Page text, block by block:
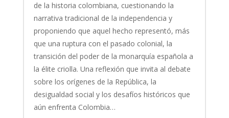
de la historia colombiana, cuestionando la
narrativa tradicional de la independencia y
proponiendo que aquel hecho representó, más
que una ruptura con el pasado colonial, la
transición del poder de la monarquía española a
la élite criolla. Una reflexión que invita al debate
sobre los orígenes de la República, la
desigualdad social y los desafíos históricos que
aún enfrenta Colombia…